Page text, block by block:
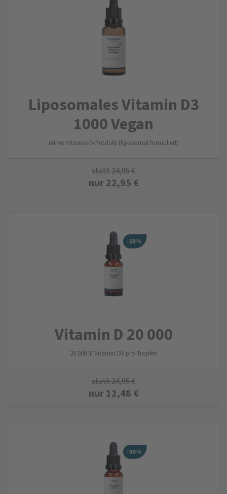
Liposomales Vitamin D3
1000 Vegan
reines Vitamin-D-Produkt (liposomal formuliert)
statt24,95€
nur22,95 €
Vitamin D 20 000
20 000 IE Vitamin D3 pro Tropfen
statt24,95€
nur12,48 €